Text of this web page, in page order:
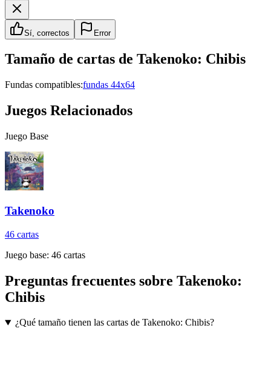
Sí, correctos Error
Tamaño de cartas de Takenoko: Chibis
Fundas compatibles:fundas 44x64
Juegos Relacionados
Juego Base
Takenoko
46 cartas
Juego base: 46 cartas
Preguntas frecuentes sobre Takenoko:
Chibis
¿Qué tamaño tienen las cartas de Takenoko: Chibis?